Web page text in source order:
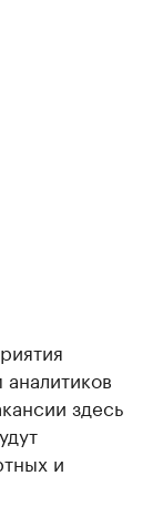
здесь
и